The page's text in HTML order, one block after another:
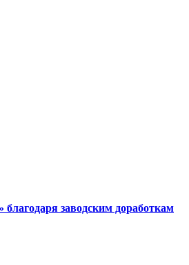
благодаря заводским доработкам